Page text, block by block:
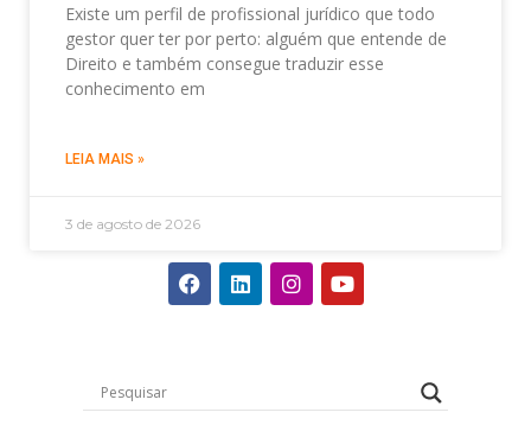
Existe um perfil de profissional jurídico que todo
gestor quer ter por perto: alguém que entende de
Direito e também consegue traduzir esse
conhecimento em
LEIA MAIS »
3 de agosto de 2026